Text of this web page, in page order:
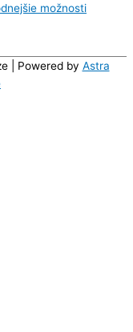
možnosti
| Powered by Astra